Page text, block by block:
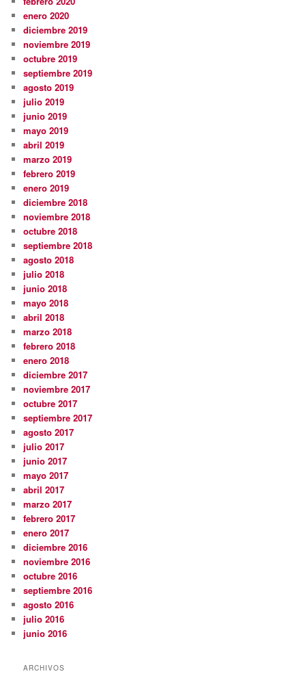
enero 2020
diciembre 2019
noviembre 2019
octubre 2019
septiembre 2019
agosto 2019
julio 2019
junio 2019
mayo 2019
abril 2019
marzo 2019
febrero 2019
enero 2019
diciembre 2018
noviembre 2018
octubre 2018
septiembre 2018
agosto 2018
julio 2018
junio 2018
mayo 2018
abril 2018
marzo 2018
febrero 2018
enero 2018
diciembre 2017
noviembre 2017
octubre 2017
septiembre 2017
agosto 2017
julio 2017
junio 2017
mayo 2017
abril 2017
marzo 2017
febrero 2017
enero 2017
diciembre 2016
noviembre 2016
octubre 2016
septiembre 2016
agosto 2016
julio 2016
junio 2016
ARCHIVOS